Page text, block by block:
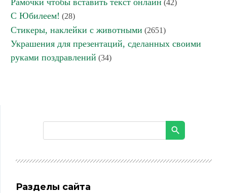
Рамочки чтобы вставить текст онлайн (42)
С Юбилеем! (28)
Стикеры, наклейки с животными (2651)
Украшения для презентаций, сделанных своими
руками поздравлений (34)
Разделы сайта